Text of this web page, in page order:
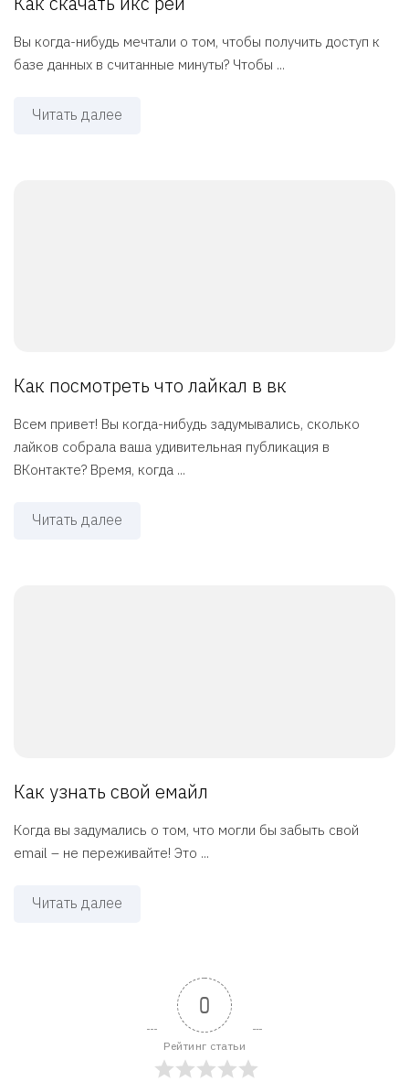
Вы когда-нибудь мечтали о том, чтобы получить доступ к
базе данных в считанные минуты? Чтобы ...
Читать далее
Как посмотреть что лайкал в вк
Всем привет! Вы когда-нибудь задумывались, сколько
лайков собрала ваша удивительная публикация в
ВКонтакте? Время, когда ...
Читать далее
Как узнать свой емайл
Когда вы задумались о том, что могли бы забыть свой
email – не переживайте! Это ...
Читать далее
0
Рейтинг статьи